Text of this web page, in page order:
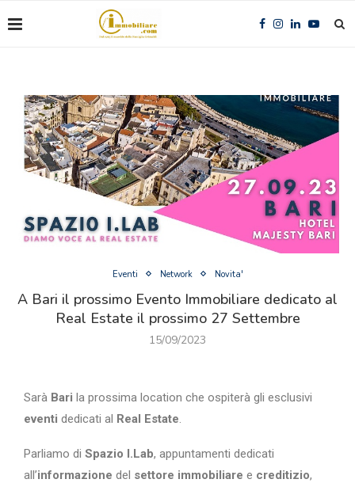
Eventi Network Novita'
A Bari il prossimo Evento Immobiliare dedicato al
Real Estate il prossimo 27 Settembre
15/09/2023
Sarà Bari la prossima location che ospiterà gli esclusivi
eventi dedicati al Real Estate.
Parliamo di Spazio I.Lab, appuntamenti dedicati
all’informazione del settore immobiliare e creditizio,